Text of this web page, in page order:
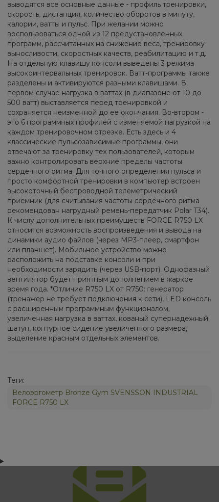
выводятся все основные данные - профиль тренировки,
скорость, дистанция, количество оборотов в минуту,
калории, ватты и пульс. При желании можно
воспользоваться одной из 12 предустановленных
программ, рассчитанных на снижение веса, тренировку
выносливости, скоростных качеств, реабилитацию и т.д.
На отдельную клавишу консоли выведены 3 режима
высокоинтервальных тренировок. Ватт-программы также
разделены и активируются разными клавишами. В
первом случае нагрузка в ваттах (в диапазоне от 10 до
500 ватт) выставляется перед тренировкой и
сохраняется неизменной до ее окончания. Во-втором -
это 6 программных профилей с изменяемой нагрузкой на
каждом тренировочном отрезке. Есть здесь и 4
классические пульсозависимые программы, они
отвечают за тренировку тех пользователей, которым
важно контролировать верхние пределы частоты
сердечного ритма. Для точного определения пульса и
просто комфортной тренировки в компьютер встроен
высокоточный беспроводной телеметрический
приемник (для считывания частоты сердечного ритма
рекомендован нагрудный ремень-передатчик Polar T34).
К числу дополнительных преимуществ FORCE R750 LX
относится возможность воспроизведения и вывода на
динамики аудио файлов (через MP3-плеер, смартфон
или планшет). Мобильное устройство можно
расположить на подставке консоли и при
необходимости зарядить (через USB-порт). Однофазный
вентилятор будет приятным дополнением в жаркое
время года. *Отличие R750 LX от R750: генератор
(тренажер не требует подключения к сети), LED консоль
с расширенным программным функционалом,
увеличенная нагрузка в ваттах, кованый супернадежный
шатун, контурное сидение увеличенного размера,
выделение красным отдельных элементов.
Теги:
Велоэргометр Bronze Gym SVENSSON INDUSTRIAL
FORCE R750 LX